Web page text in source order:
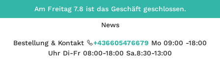
Am Freitag 7.8 ist das Geschäft geschlossen.
News
Bestellung & Kontakt +436605476679 Mo 09:00 -18:00
Uhr Di-Fr 08:00-18:00 Sa.8:30-13:00